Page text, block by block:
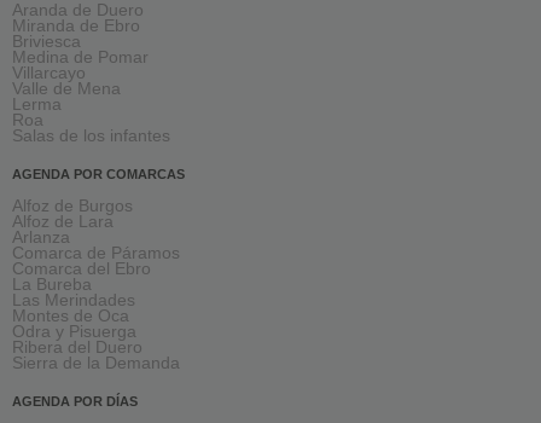
Aranda de Duero
Miranda de Ebro
Briviesca
Medina de Pomar
Villarcayo
Valle de Mena
Lerma
Roa
Salas de los infantes
AGENDA POR COMARCAS
Alfoz de Burgos
Alfoz de Lara
Arlanza
Comarca de Páramos
Comarca del Ebro
La Bureba
Las Merindades
Montes de Oca
Odra y Pisuerga
Ribera del Duero
Sierra de la Demanda
AGENDA POR DÍAS